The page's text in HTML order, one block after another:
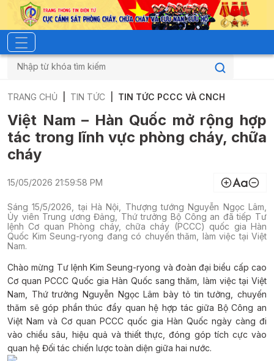
TRANG CHỦ TIN TỨC TIN TỨC PCCC VÀ CNCH
Việt Nam – Hàn Quốc mở rộng hợp
tác trong lĩnh vực phòng cháy, chữa
cháy
15/05/2026 21:59:58 PM
Sáng 15/5/2026, tại Hà Nội, Thượng tướng Nguyễn Ngọc Lâm,
Ủy viên Trung ương Đảng, Thứ trưởng Bộ Công an đã tiếp Tư
lệnh Cơ quan Phòng cháy, chữa cháy (PCCC) quốc gia Hàn
Quốc Kim Seung-ryong đang có chuyến thăm, làm việc tại Việt
Nam.
Chào mừng Tư lệnh Kim Seung-ryong và đoàn đại biểu cấp cao
Cơ quan PCCC Quốc gia Hàn Quốc sang thăm, làm việc tại Việt
Nam, Thứ trưởng Nguyễn Ngọc Lâm bày tỏ tin tưởng, chuyến
thăm sẽ góp phần thúc đẩy quan hệ hợp tác giữa Bộ Công an
Việt Nam và Cơ quan PCCC quốc gia Hàn Quốc ngày càng đi
vào chiều sâu, hiệu quả và thiết thực, đóng góp tích cực vào
quan hệ Đối tác chiến lược toàn diện giữa hai nước.